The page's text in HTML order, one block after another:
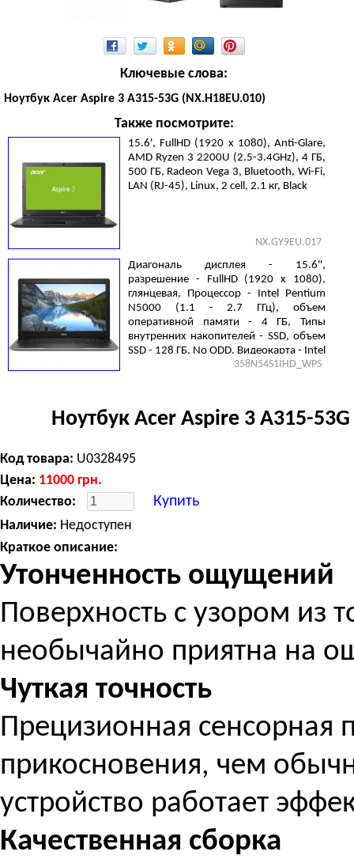
Ключевые слова:
Ноутбук Acer Aspire 3 A315-53G (NX.H18EU.010)
Также посмотрите:
15.6', FullHD (1920 х 1080), Anti-Glare,
AMD Ryzen 3 2200U (2.5-3.4GHz), 4 ГБ,
500 ГБ, Radeon Vega 3, Bluetooth, Wi-Fi,
LAN (RJ-45), Linux, 2 cell, 2.1 кг, Black
NX.GY9EU.017
Диагональ дисплея - 15.6",
разрешение - FullHD (1920 х 1080),
глянцевая, Процессор - Intel Pentium
N5000 (1.1 - 2.7 ГГц), объем
оперативной памяти - 4 ГБ, Типы
внутренних накопителей - SSD, объем
SSD - 128 ГБ, No ODD, Видеокарта - Intel
UHD Graphics 605, LAN (RJ-45),
358N54S1IHD_WPS
Ноутбук Acer Aspire 3 A315-
Код товара: U0328495
Цена: 11000 грн.
Количество:
Купить
Наличие: Недоступен
Краткое описание:
Утонченность ощущений
Поверхность с узором из
необычайно приятна на
Чуткая точность
Прецизионная сенсорная
прикосновения, чем
устройство работает
Качественная сборка